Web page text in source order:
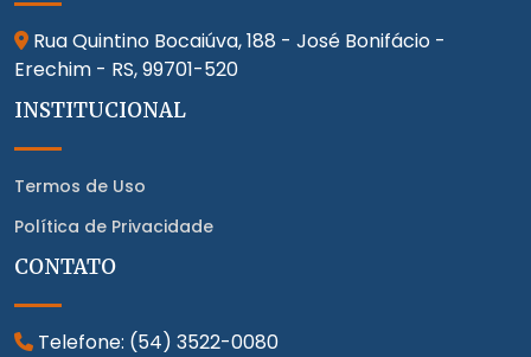
Rua Quintino Bocaiúva, 188 - José Bonifácio -
Erechim - RS,99701-520
INSTITUCIONAL
Termos de Uso
Política de Privacidade
CONTATO
Telefone: (54) 3522-0080